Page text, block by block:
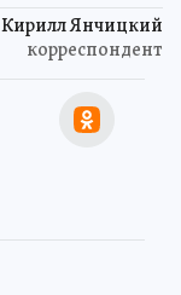
Кирилл Янчицкий
корреспондент